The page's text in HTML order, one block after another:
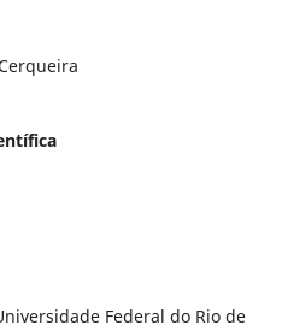
Federal do Rio de